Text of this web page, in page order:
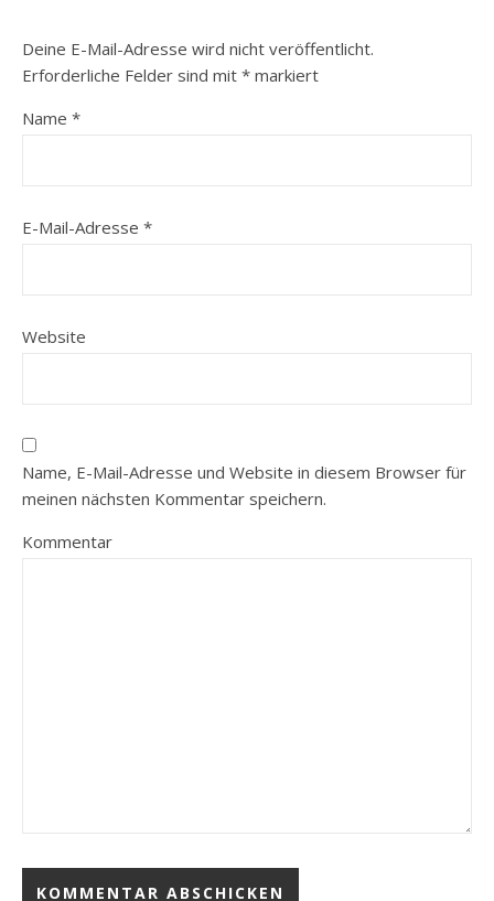
Deine E-Mail-Adresse wird nicht veröffentlicht.
Erforderliche Felder sind mit * markiert
Name *
E-Mail-Adresse *
Website
Name, E-Mail-Adresse und Website in diesem Browser für
meinen nächsten Kommentar speichern.
Kommentar